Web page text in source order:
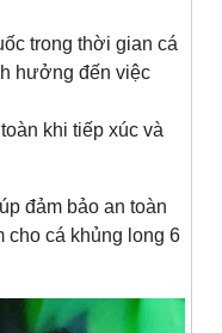
trong thời gian cá
hưởng đến việc
khi tiếp xúc và
đảm bảo an toàn
cho cá khủng long 6